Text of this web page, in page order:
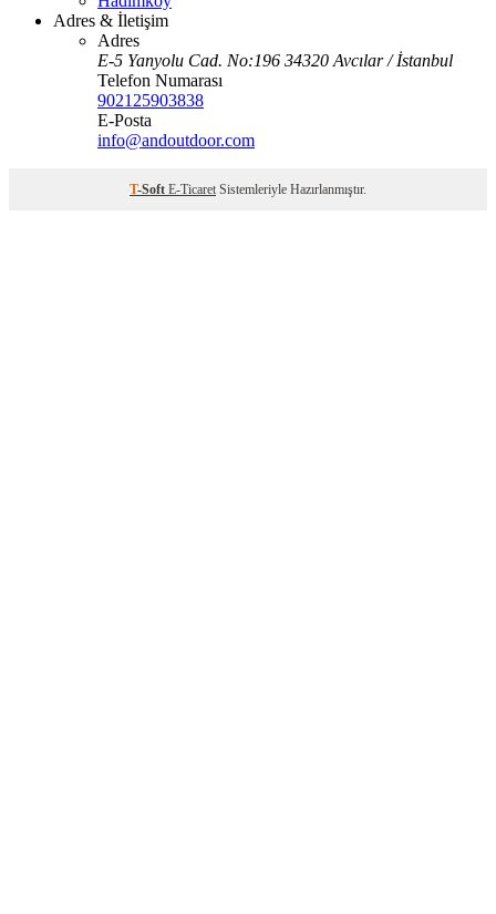
Adres & İletişim
Adres
E-5 Yanyolu Cad. No:196 34320 Avcılar / İstanbul
Telefon Numarası
902125903838
E-Posta
info@andoutdoor.com
T-Soft E-Ticaret Sistemleriyle Hazırlanmıştır.